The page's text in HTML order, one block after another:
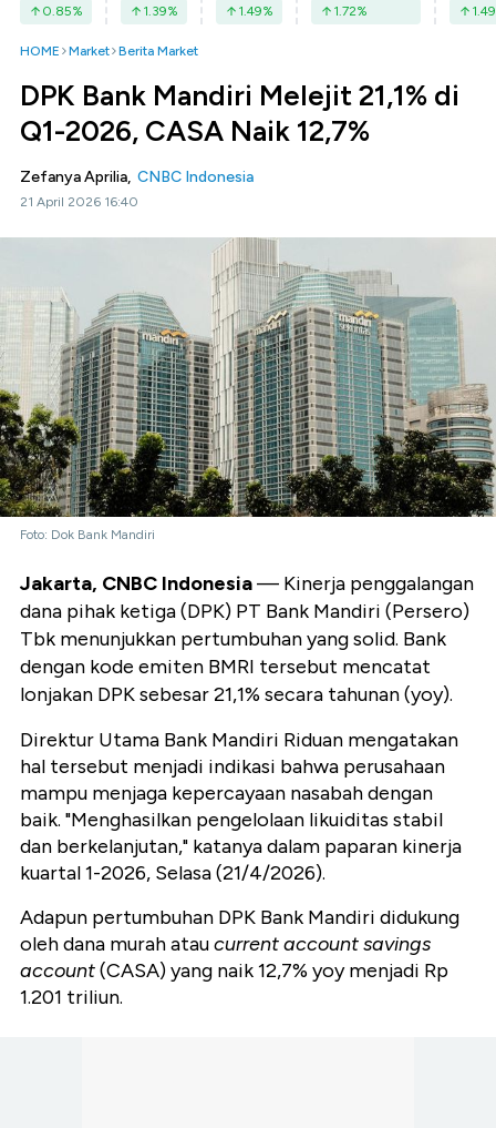
0.85% 1.39% 1.49% 1.72% 1.49
HOME Market Berita Market
DPK Bank Mandiri Melejit 21,1% di
Q1-2026, CASA Naik 12,7%
Zefanya Aprilia, CNBC Indonesia
21 April 2026 16:40
Foto: Dok Bank Mandiri
Jakarta, CNBC Indonesia— Kinerja penggalangan
dana pihak ketiga (DPK) PT Bank Mandiri (Persero)
Tbk menunjukkan pertumbuhan yang solid. Bank
dengan kode emiten BMRI tersebut mencatat
lonjakan DPK sebesar 21,1% secara tahunan (yoy).
Direktur Utama Bank Mandiri Riduan mengatakan
hal tersebut menjadi indikasi bahwa perusahaan
mampu menjaga kepercayaan nasabah dengan
baik. "Menghasilkan pengelolaan likuiditas stabil
dan berkelanjutan," katanya dalam paparan kinerja
kuartal 1-2026, Selasa (21/4/2026).
Adapun pertumbuhan DPK Bank Mandiri didukung
oleh dana murah ataucurrent account savings
account(CASA) yang naik 12,7% yoy menjadi Rp
1.201 triliun.